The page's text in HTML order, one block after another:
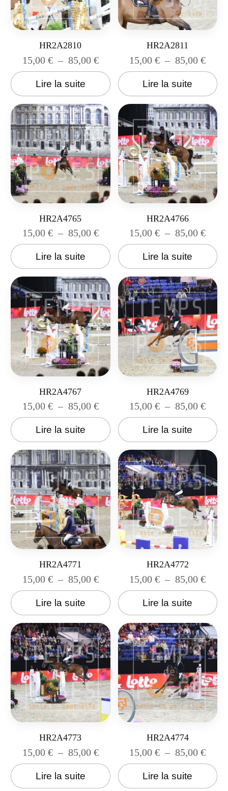
HR2A2810
15,00 € – 85,00 €
Lire la suite
HR2A2811
15,00€ – 85,00€
Lire la suite
HR2A4765
15,00 € – 85,00 €
Lire la suite
HR2A4766
15,00€ – 85,00€
Lire la suite
HR2A4767
15,00 € – 85,00 €
Lire la suite
HR2A4769
15,00€ – 85,00€
Lire la suite
HR2A4771
15,00 € – 85,00 €
Lire la suite
HR2A4772
15,00€ – 85,00€
Lire la suite
HR2A4773
15,00 € – 85,00 €
Lire la suite
HR2A4774
15,00€ – 85,00€
Lire la suite